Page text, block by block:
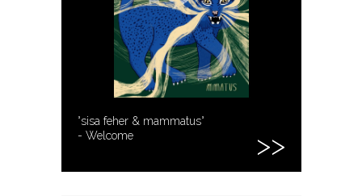
°sisa feher & mammatus°
- Welcome